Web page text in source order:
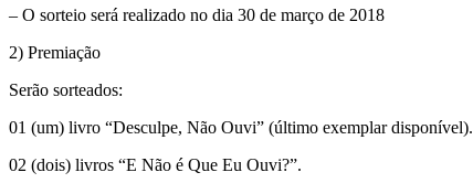
– O sorteio será realizado no dia 30 de março de 2018
2) Premiação
Serão sorteados:
01 (um) livro “Desculpe, Não Ouvi” (último exemplar disponível).
02 (dois) livros “E Não é Que Eu Ouvi?”.